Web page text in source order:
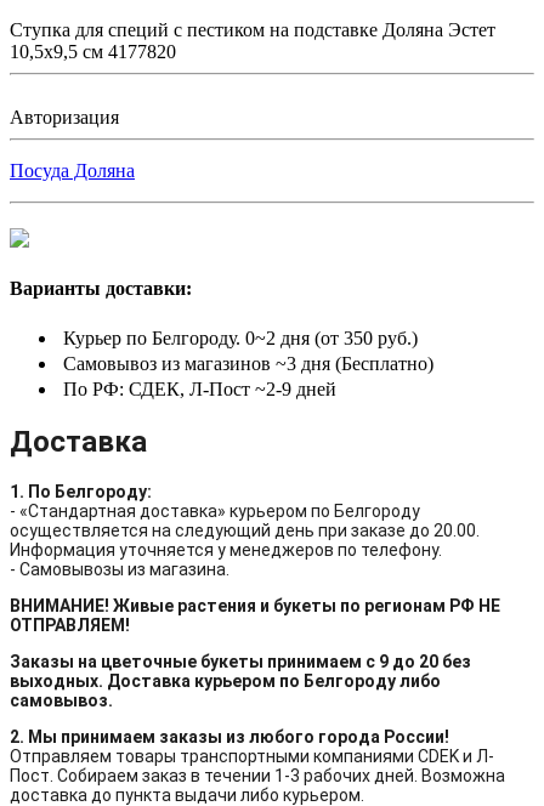
Ступка для специй с пестиком на подставке Доляна Эстет
10,5х9,5 см 4177820
Авторизация
Посуда Доляна
Варианты доставки:
Курьер по Белгороду. 0~2 дня (от 350 руб.)
Самовывоз из магазинов ~3 дня (Бесплатно)
По РФ: СДЕК, Л-Пост ~2-9 дней
Доставка
1. По Белгороду:
- «Стандартная доставка» курьером по Белгороду
осуществляется на следующий день при заказе до 20.00.
Информация уточняется у менеджеров по телефону.
- Самовывозы из магазина.
ВНИМАНИЕ! Живые растения и букеты по регионам РФ НЕ
ОТПРАВЛЯЕМ!
Заказы на цветочные букеты принимаем с 9 до 20 без
выходных. Доставка курьером по Белгороду либо
самовывоз.
2. Мы принимаем заказы из любого города России!
Отправляем товары транспортными компаниями CDEK и Л-
Пост. Собираем заказ в течении 1-3 рабочих дней. Возможна
доставка до пункта выдачи либо курьером.